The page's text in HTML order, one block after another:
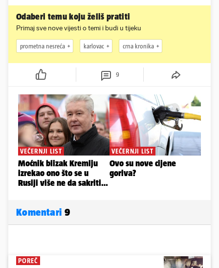
Odaberi temu koju želiš pratiti
Primaj sve nove vijesti o temi i budi u tijeku
prometna nesreća karlovac crna kronika
9
Komentari 9
POREČ